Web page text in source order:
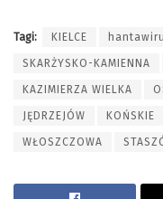
Tagi: KIELCE
SKARŻYSKO-KAMIENNA
KAZIMIERZA WIELKA
JĘDRZEJÓW KOŃSKIE
WŁOSZCZOWA